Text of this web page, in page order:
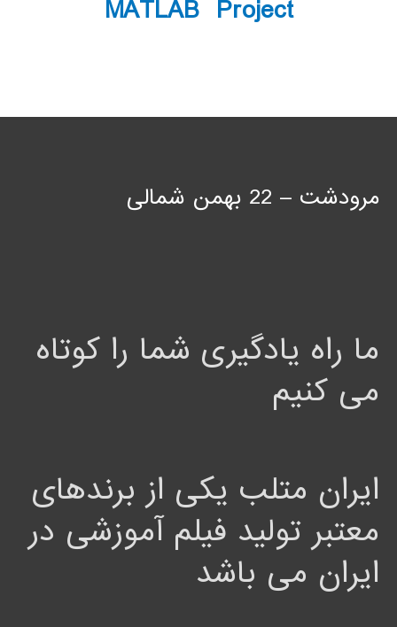
MATLAB Project
مرودشت – 22 بهمن شمالی
ما راه یادگیری شما را کوتاه
می کنیم
ایران متلب یکی از برندهای
معتبر تولید فیلم آموزشی در
ایران می باشد